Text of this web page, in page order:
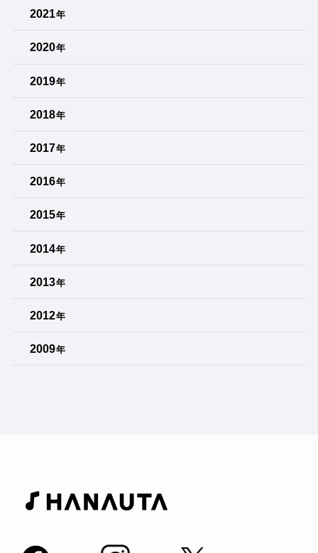
2021年
2020年
2019年
2018年
2017年
2016年
2015年
2014年
2013年
2012年
2009年